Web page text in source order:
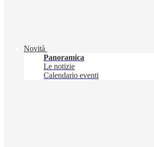
Novità
Panoramica
Le notizie
Calendario eventi